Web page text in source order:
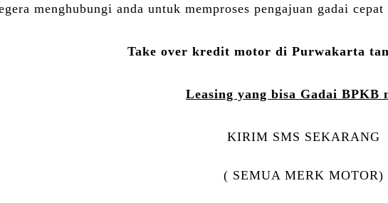
menghubungi anda untuk memproses pengajuan gadai
Take over kredit motor di Purwakarta
Leasing yang bisa Gadai BPKB
KIRIM SMS SEKARANG
( SEMUA MERK MOTOR)